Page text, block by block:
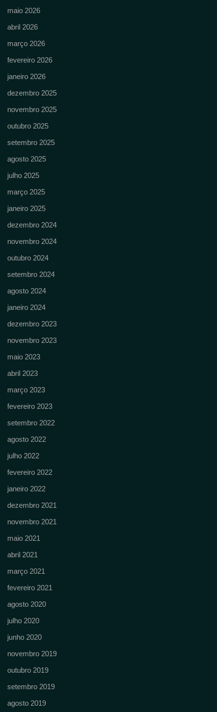
maio 2026
abril 2026
março 2026
fevereiro 2026
janeiro 2026
dezembro 2025
novembro 2025
outubro 2025
setembro 2025
agosto 2025
julho 2025
março 2025
janeiro 2025
dezembro 2024
novembro 2024
outubro 2024
setembro 2024
agosto 2024
janeiro 2024
dezembro 2023
novembro 2023
maio 2023
abril 2023
março 2023
fevereiro 2023
setembro 2022
agosto 2022
julho 2022
fevereiro 2022
janeiro 2022
dezembro 2021
novembro 2021
maio 2021
abril 2021
março 2021
fevereiro 2021
agosto 2020
julho 2020
junho 2020
novembro 2019
outubro 2019
setembro 2019
agosto 2019